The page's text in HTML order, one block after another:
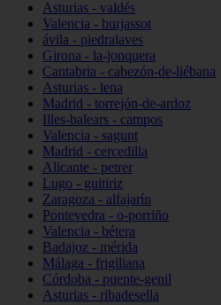
Asturias - valdés
Valencia - burjassot
ávila - piedralaves
Girona - la-jonquera
Cantabria - cabezón-de-liébana
Asturias - lena
Madrid - torrejón-de-ardoz
Illes-balears - campos
Valencia - sagunt
Madrid - cercedilla
Alicante - petrer
Lugo - guitiriz
Zaragoza - alfajarín
Pontevedra - o-porriño
Valencia - bétera
Badajoz - mérida
Málaga - frigiliana
Córdoba - puente-genil
Asturias - ribadesella